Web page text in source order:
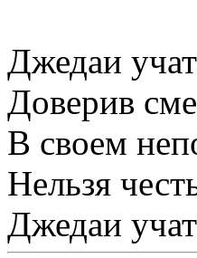
Джедаи
Доверив
В своем
Нельзя
Джедаи